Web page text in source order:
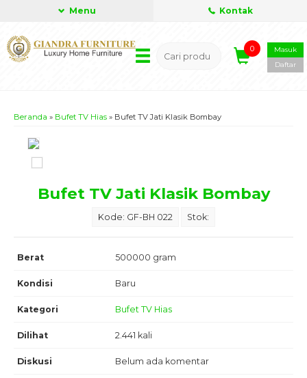
Menu Kontak
0
Masuk
Daftar
Beranda » Bufet TV Hias » Bufet TV Jati Klasik Bombay
Bufet TV Jati Klasik Bombay
Kode: GF-BH 022 Stok:
Berat 500000 gram
Kondisi Baru
Kategori Bufet TV Hias
Dilihat 2.441 kali
Diskusi Belum ada komentar